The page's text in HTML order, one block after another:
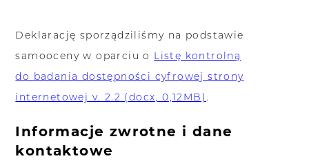
Deklarację sporządziliśmy na podstawie
samooceny w oparciu o Listę kontrolną
do badania dostępności cyfrowej strony
internetowej v. 2.2 (docx, 0,12MB).
Informacje zwrotne i dane
kontaktowe